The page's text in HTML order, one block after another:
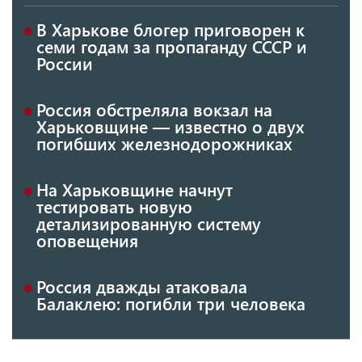
В Харькове блогер приговорен к
семи годам за пропаганду СССР и
России
Россия обстреляла вокзал на
Харьковщине — известно о двух
погибших железнодорожниках
На Харьковщине начнут
тестировать новую
детализированную систему
оповещения
Россия дважды атаковала
Балаклею: погибли три человека